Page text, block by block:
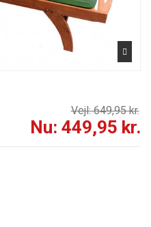
Vejl: 649,95 kr.
Nu: 449,95 kr.